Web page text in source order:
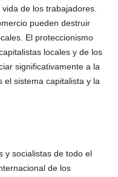
de los trabajadores.
pueden destruir
El proteccionismo
locales y de los
significativamente a la
el sistema capitalista y la
y socialistas de todo el
de los